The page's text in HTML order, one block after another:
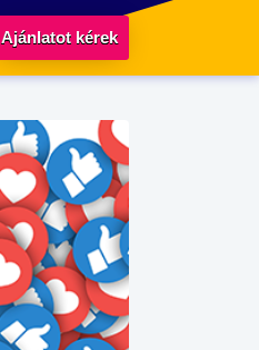
Ajánlatot kérek